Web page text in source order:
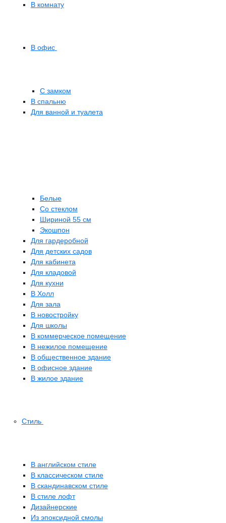
В комнату
В офис
С замком
В спальню
Для ванной и туалета
Белые
Со стеклом
Шириной 55 см
Экошпон
Для гардеробной
Для детских садов
Для кабинета
Для кладовой
Для кухни
В Холл
Для зала
В новостройку
Для школы
В коммерческое помещение
В нежилое помещение
В общественное здание
В офисное здание
В жилое здание
Стиль
В английском стиле
В классическом стиле
В скандинавском стиле
В стиле лофт
Дизайнерские
Из эпоксидной смолы